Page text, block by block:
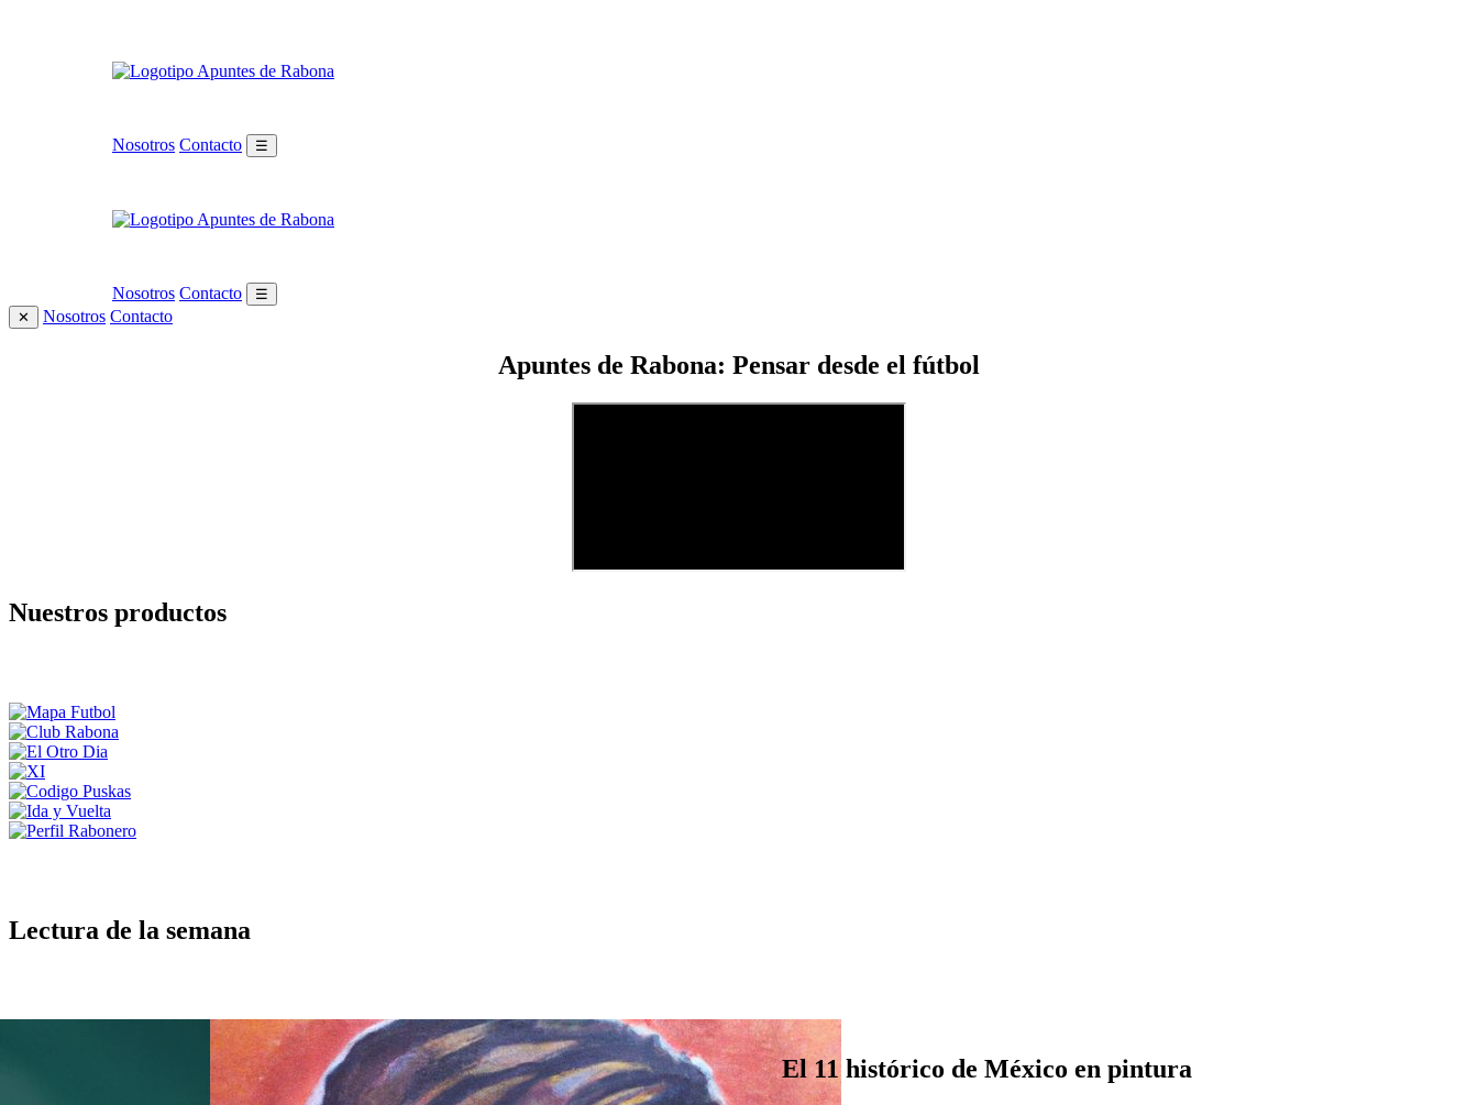
Nosotros Contacto ☰
Nosotros Contacto
☰
✕
Nosotros Contacto
Apuntes de Rabona: Pensar desde el fútbol
Nuestros productos
Lectura de la semana
El 11 histórico de México en pintura